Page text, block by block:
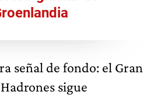
señal de fondo: el Gran
sigue